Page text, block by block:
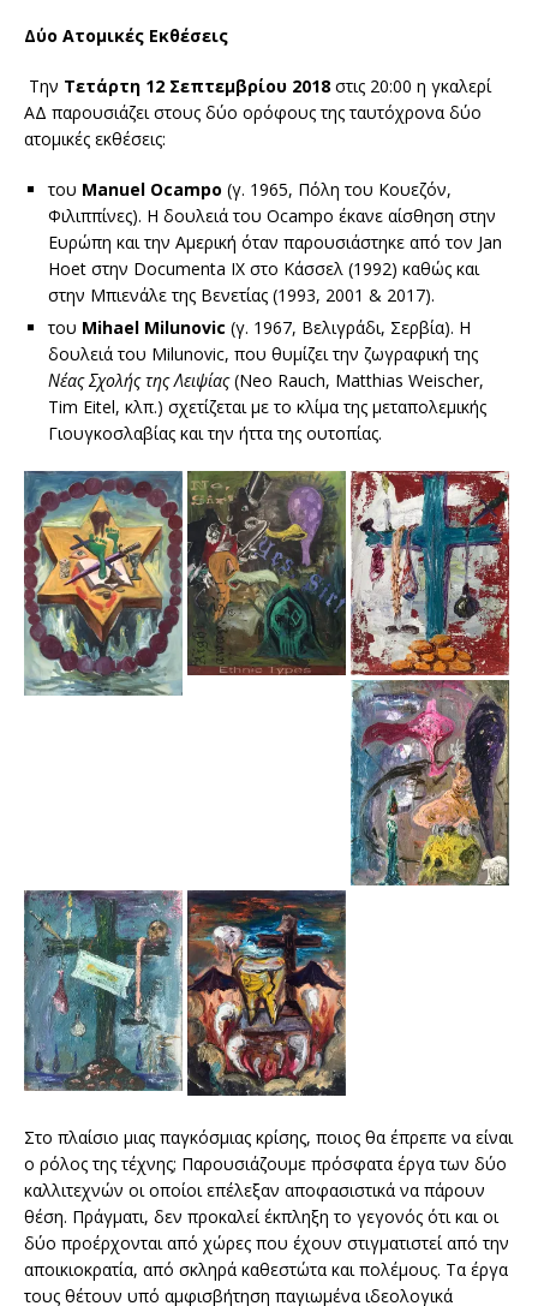
Δύο Ατομικές Εκθέσεις
Την Τετάρτη 12 Σεπτεμβρίου 2018 στις 20:00 η γκαλερί
ΑΔ παρουσιάζει στους δύο ορόφους της ταυτόχρονα δύο
ατομικές εκθέσεις:
του Manuel Ocampo (γ. 1965, Πόλη του Κουεζόν,
Φιλιππίνες). Η δουλειά του Ocampo έκανε αίσθηση στην
Ευρώπη και την Αμερική όταν παρουσιάστηκε από τον Jan
Hoet στην Documenta ΙΧ στο Κάσσελ (1992) καθώς και
στην Μπιενάλε της Βενετίας (1993, 2001 & 2017).
του Mihael Milunovic (γ. 1967, Βελιγράδι, Σερβία). Η
δουλειά του Milunovic, που θυμίζει την ζωγραφική της
Νέας Σχολής της Λειψίας(Neo Rauch, Matthias Weischer,
Tim Eitel, κλπ.) σχετίζεται με το κλίμα της μεταπολεμικής
Γιουγκοσλαβίας και την ήττα της ουτοπίας.
Στο πλαίσιο μιας παγκόσμιας κρίσης, ποιος θα έπρεπε να είναι
ο ρόλος της τέχνης; Παρουσιάζουμε πρόσφατα έργα των δύο
καλλιτεχνών οι οποίοι επέλεξαν αποφασιστικά να πάρουν
θέση. Πράγματι, δεν προκαλεί έκπληξη το γεγονός ότι και οι
δύο προέρχονται από χώρες που έχουν στιγματιστεί από την
αποικιοκρατία, από σκληρά καθεστώτα και πολέμους. Τα έργα
τους θέτουν υπό αμφισβήτηση παγιωμένα ιδεολογικά